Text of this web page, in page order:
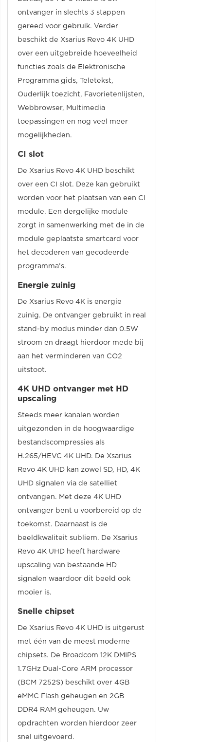
ontvanger in slechts 3 stappen
gereed voor gebruik. Verder
beschikt de Xsarius Revo 4K UHD
over een uitgebreide hoeveelheid
functies zoals de Elektronische
Programma gids, Teletekst,
Ouderlijk toezicht, Favorietenlijsten,
Webbrowser, Multimedia
toepassingen en nog veel meer
mogelijkheden.
CI slot
De Xsarius Revo 4K UHD beschikt
over een CI slot. Deze kan gebruikt
worden voor het plaatsen van een CI
module. Een dergelijke module
zorgt in samenwerking met de in de
module geplaatste smartcard voor
het decoderen van gecodeerde
programma’s.
Energie zuinig
De Xsarius Revo 4K is energie
zuinig. De ontvanger gebruikt in real
stand-by modus minder dan 0.5W
stroom en draagt hierdoor mede bij
aan het verminderen van CO2
uitstoot.
4K UHD ontvanger met HD
upscaling
Steeds meer kanalen worden
uitgezonden in de hoogwaardige
bestandscompressies als
H.265/HEVC 4K UHD. De Xsarius
Revo 4K UHD kan zowel SD, HD, 4K
UHD signalen via de satelliet
ontvangen. Met deze 4K UHD
ontvanger bent u voorbereid op de
toekomst. Daarnaast is de
beeldkwaliteit subliem. De Xsarius
Revo 4K UHD heeft hardware
upscaling van bestaande HD
signalen waardoor dit beeld ook
mooier is.
Snelle chipset
De Xsarius Revo 4K UHD is uitgerust
met één van de meest moderne
chipsets. De Broadcom 12K DMIPS
1.7GHz Dual-Core ARM processor
(BCM 7252S) beschikt over 4GB
eMMC Flash geheugen en 2GB
DDR4 RAM geheugen. Uw
opdrachten worden hierdoor zeer
snel uitgevoerd.